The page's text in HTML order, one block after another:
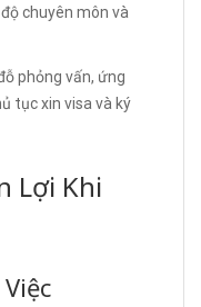
chuyên môn và
phỏng vấn, ứng
tục xin visa và ký
Lợi Khi